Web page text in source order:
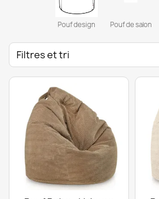
Pouf design Pouf de salon
Filtres et tri